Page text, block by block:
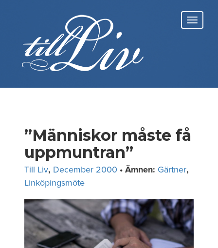
”Människor måste få
uppmuntran”
Till Liv, December 2000 • Ämnen: Gärtner,
Linköpingsmöte